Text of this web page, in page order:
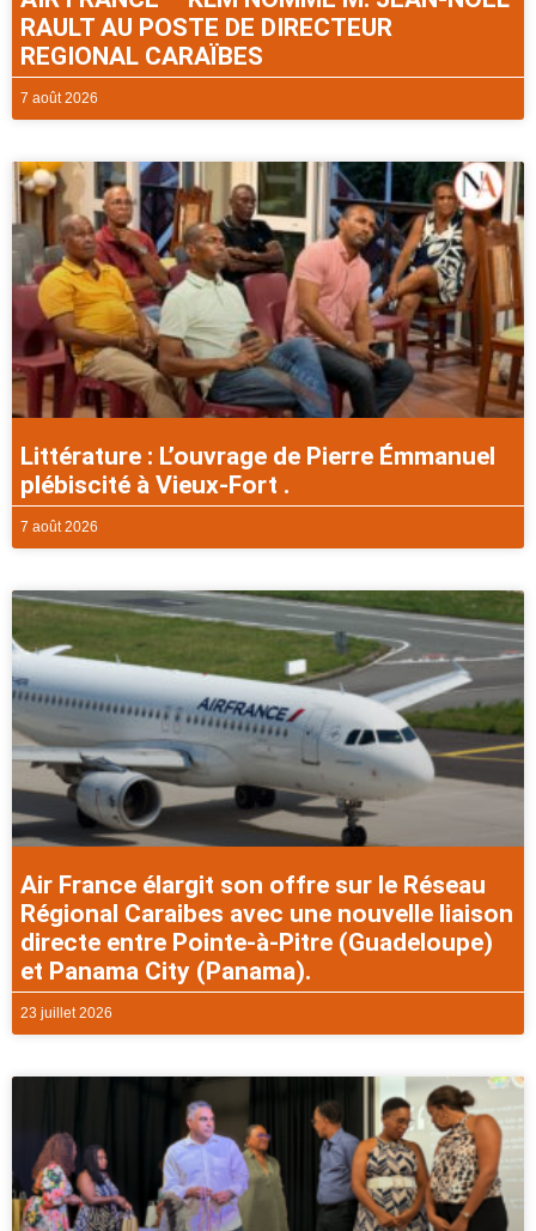
RAULT AU POSTE DE DIRECTEUR
REGIONAL CARAÏBES
7 août 2026
Littérature : L’ouvrage de Pierre Émmanuel
plébiscité à Vieux-Fort .
7 août 2026
Air France élargit son offre sur le Réseau
Régional Caraibes avec une nouvelle liaison
directe entre Pointe-à-Pitre (Guadeloupe)
et Panama City (Panama).
23 juillet 2026